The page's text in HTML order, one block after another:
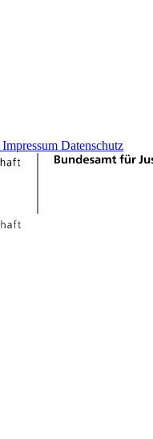
Impressum Datenschutz